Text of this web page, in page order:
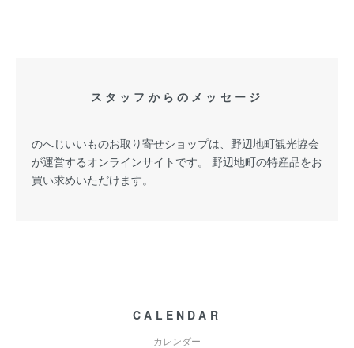
スタッフからのメッセージ
のへじいいものお取り寄せショップは、野辺地町観光協会
が運営するオンラインサイトです。 野辺地町の特産品をお
買い求めいただけます。
CALENDAR
カレンダー